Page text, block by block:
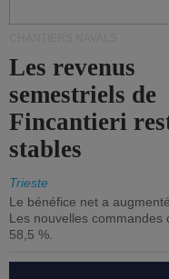
Les revenus
semestriels de
Fincantieri
stables
Trieste
Le bénéfice net a
Les nouvelles commandes
58,5 %.